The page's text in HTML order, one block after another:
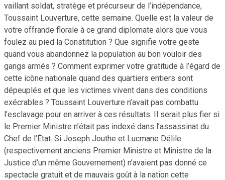
vaillant soldat, stratège et précurseur de l’indépendance,
Toussaint Louverture, cette semaine. Quelle est la valeur de
votre offrande florale à ce grand diplomate alors que vous
foulez au pied la Constitution ? Que signifie votre geste
quand vous abandonnez la population au bon vouloir des
gangs armés ? Comment exprimer votre gratitude à l’égard de
cette icône nationale quand des quartiers entiers sont
dépeuplés et que les victimes vivent dans des conditions
exécrables ? Toussaint Louverture n’avait pas combattu
l’esclavage pour en arriver à ces résultats. Il serait plus fier si
le Premier Ministre n’était pas indexé dans l’assassinat du
Chef de l’État. Si Joseph Jouthe et Lucmane Délile
(respectivement anciens Premier Ministre et Ministre de la
Justice d’un même Gouvernement) n’avaient pas donné ce
spectacle gratuit et de mauvais goût à la nation cette